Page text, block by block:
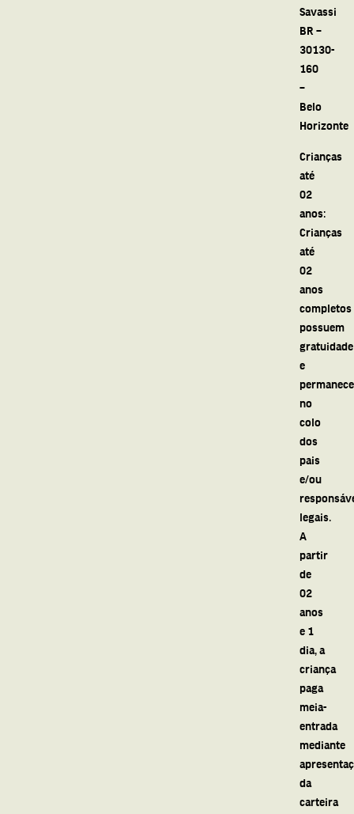
Savassi
BR –
30130-
160
–
Belo
Horizonte
Crianças
até
02
anos:
Crianças
até
02
anos
completos
possuem
gratuidade
e
no
colo
dos
pais
e/ou
legais.
A
partir
de
02
anos
e 1
dia, a
criança
paga
meia-
entrada
mediante
da
carteira